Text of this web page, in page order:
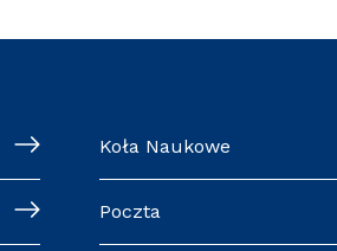
Koła Naukowe
Poczta